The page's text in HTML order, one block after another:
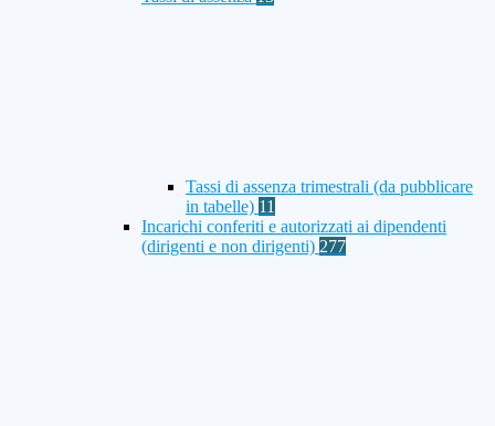
Tassi di assenza trimestrali (da pubblicare
in tabelle) 11
Incarichi conferiti e autorizzati ai dipendenti
(dirigenti e non dirigenti) 277